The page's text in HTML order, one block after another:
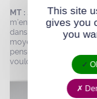
MT :
Je fais du basket
m’entraîne au GBCH.
dans ma vie, je fais 4
moyenne. Mais pour
pense qu’il n’y a pas
vouloir faire la rencontre
This site
gives you
you